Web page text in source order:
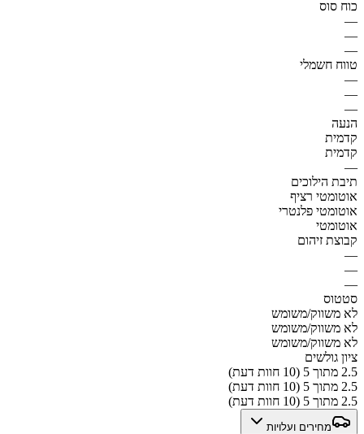
כוח סוס
—
—
—
טווח חשמלי
—
—
—
הנעה
קדמית
קדמית
—
תיבת הילוכים
אוטומטי רציף
אוטומטי פלנטרי
אוטומטי
קבוצת זיהום
—
—
—
סטטוס
לא משווק/משומש
לא משווק/משומש
לא משווק/משומש
ציון גולשים
2.5 מתוך 5 (10 חוות דעת)
2.5 מתוך 5 (10 חוות דעת)
2.5 מתוך 5 (10 חוות דעת)
מחירים ועלויות